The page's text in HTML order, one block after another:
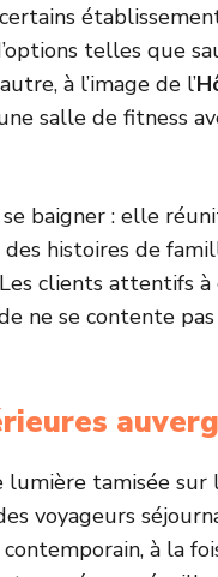
telles que
à l’image de l’
salle de fitness
baigner : elle
histoires de
clients attentifs
ne se contente
tamisée sur
voyageurs
à la